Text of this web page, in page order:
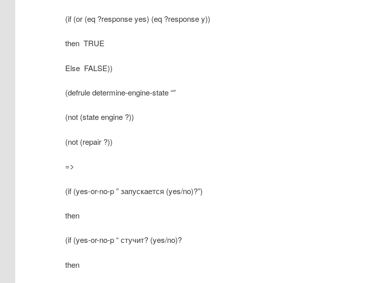
(if (or (eq ?response yes) (eq ?response y))
then TRUE
Else FALSE))
(defrule determine-engine-state “”
(not (state engine ?))
(not (repair ?))
=>
(if (yes-or-no-p ” запускается (yes/no)?”)
then
(if (yes-or-no-p “ стучит? (yes/no)?
then